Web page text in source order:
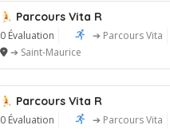
Parcours Vita R
0 Évaluation
➔ Parcours Vita
➔ Saint-Maurice
Parcours Vita R
0 Évaluation
➔ Parcours Vita